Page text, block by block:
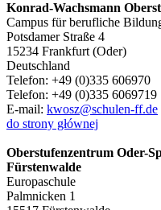
Konrad-Wachsmann
Campus für berufliche
Potsdamer Straße 4
15234 Frankfurt (Oder)
Deutschland
Telefon: +49 (0)335 606970
Telefon: +49 (0)335 6069719
E-mail: kwosz@schulen-ff.de
do strony głównej
Oberstufenzentrum Oder-
Fürstenwalde
Europaschule
Palmnicken 1